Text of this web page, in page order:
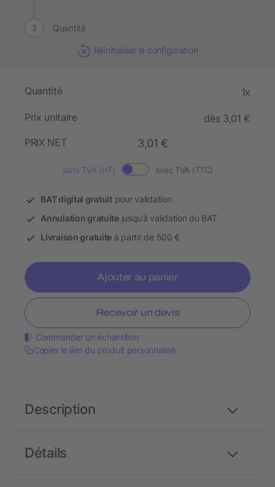
Quantité
Réinitialiser la configuration
Quantité 1x
Prix unitaire
dès 3,01 €
PRIX NET
3,01 €
sans TVA (HT) avec TVA (TTC)
BAT digital gratuitpour validation
Annulation gratuitejusqu’à validation du BAT
Livraison gratuite à partir de 500 €
Ajouter au panier
Recevoir un devis
Commander un échantillon
Copier le lien du produit personnalisé
Détails
Description